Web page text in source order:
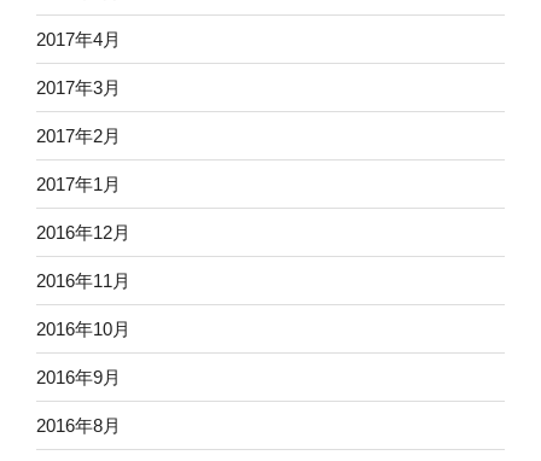
2017年4月
2017年3月
2017年2月
2017年1月
2016年12月
2016年11月
2016年10月
2016年9月
2016年8月